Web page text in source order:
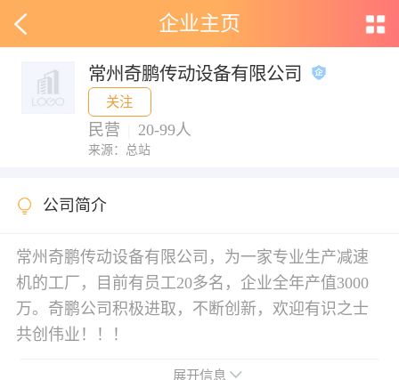
企业主页
常州奇鹏传动设备有限公司
关注
民营 20-99人
来源：总站
公司简介
常州奇鹏传动设备有限公司，为一家专业生产减速
机的工厂，目前有员工20多名，企业全年产值3000
万。奇鹏公司积极进取，不断创新，欢迎有识之士
共创伟业！！！
展开信息